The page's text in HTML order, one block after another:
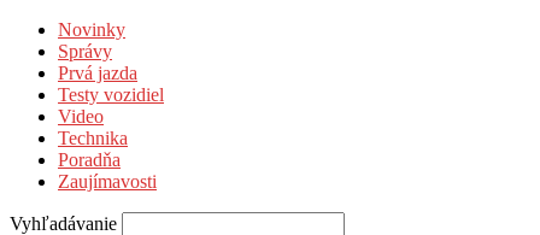
Novinky
Správy
Prvá jazda
Testy vozidiel
Video
Technika
Poradňa
Zaujímavosti
Vyhľadávanie